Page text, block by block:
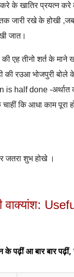
के खातिर प्रयत्न
जारी रखे के होखी
जात।
की एह तीनो शर्त के
की रउआ भोजपुरी बोले
is half done -अर्थात
कि आधा काम पूरा
जतरा शुभ होखे ।
वाक्यांश:
के पढ़ीं आ बार बार